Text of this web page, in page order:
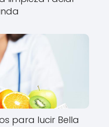
para lucir Bella